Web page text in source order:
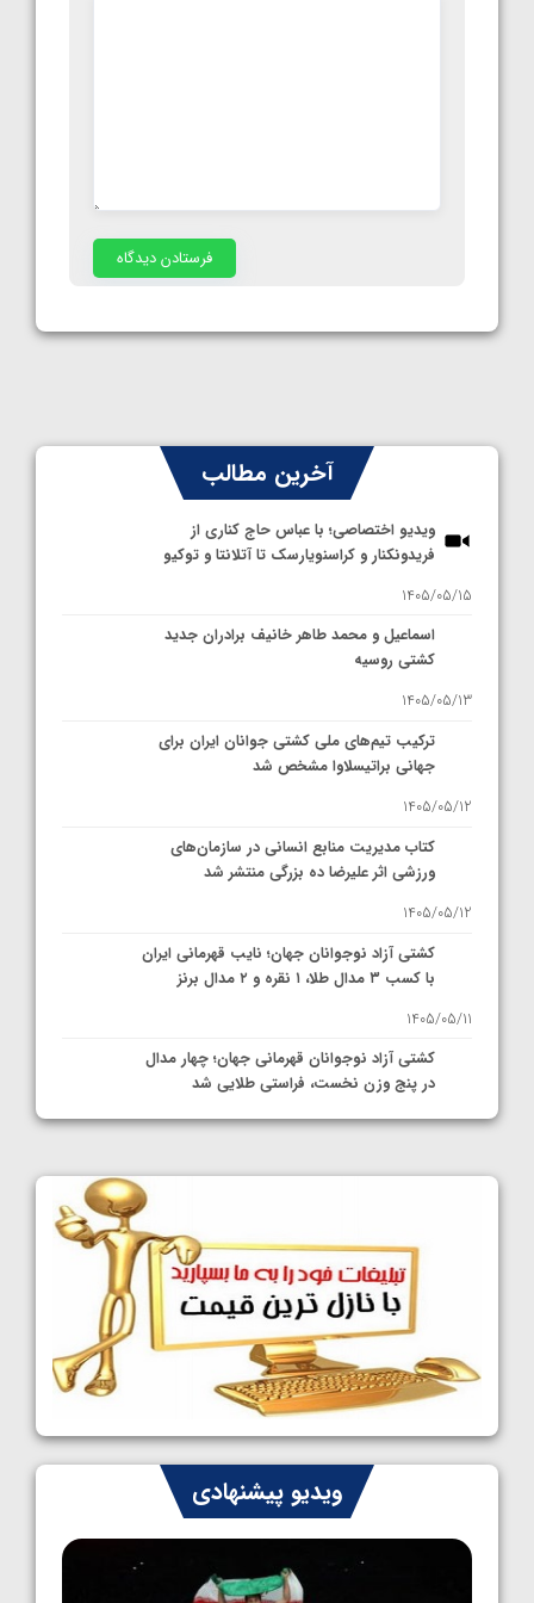
آخرین مطالب
ویدیو اختصاصی؛ با عباس حاج کناری از
فریدونکنار و کراسنویارسک تا آتلانتا و توکیو
1405/05/15
اسماعیل و محمد طاهر خانیف برادران جدید
کشتی روسیه
1405/05/13
ترکیب تیم‌های ملی کشتی جوانان ایران برای
جهانی براتیسلاوا مشخص شد
1405/05/12
کتاب مدیریت منابع انسانی در سازمان‌های
ورزشی اثر علیرضا ده بزرگی منتشر شد
1405/05/12
کشتی آزاد نوجوانان جهان؛ نایب قهرمانی ایران
با کسب ۳ مدال طلا، ۱ نقره و ۲ مدال برنز
1405/05/11
کشتی آزاد نوجوانان قهرمانی جهان؛ چهار مدال
در پنج وزن نخست، فراستی طلایی شد
1405/05/11
کشتی آزاد نوجوانان جهان؛ رقبای نمایندگان
ایران مشخص شدند
1405/05/08
کشتی فرنگی نوجوانان جهان؛ سکوی تیمی
سوم برای ایران
1405/05/07
ایران چشم به راه چهار مدال در پنج وزن دوم
کشتی فرنگی نوجوانان جهان
1405/05/06
ویدیو پیشنهادی